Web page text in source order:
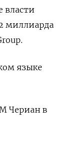
власти
миллиарда
языке
Чериан в